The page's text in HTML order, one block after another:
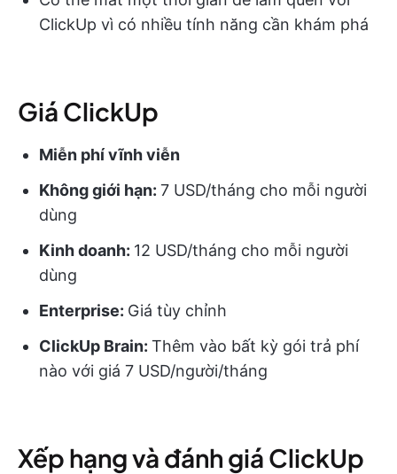
ClickUp vì có nhiều tính năng cần khám phá
Giá ClickUp
Miễn phí vĩnh viễn
Không giới hạn: 7 USD/tháng cho mỗi người
dùng
Kinh doanh: 12 USD/tháng cho mỗi người
dùng
Enterprise: Giá tùy chỉnh
ClickUp Brain: Thêm vào bất kỳ gói trả phí
nào với giá 7 USD/người/tháng
Xếp hạng và đánh giá ClickUp